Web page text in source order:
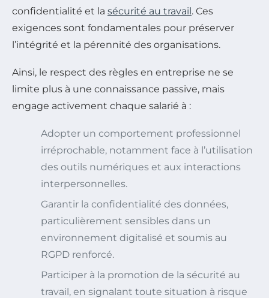
confidentialité et la sécurité au travail. Ces
exigences sont fondamentales pour préserver
l’intégrité et la pérennité des organisations.
Ainsi, le respect des règles en entreprise ne se
limite plus à une connaissance passive, mais
engage activement chaque salarié à :
Adopter un comportement professionnel
irréprochable, notamment face à l’utilisation
des outils numériques et aux interactions
interpersonnelles.
Garantir la confidentialité des données,
particulièrement sensibles dans un
environnement digitalisé et soumis au
RGPD renforcé.
Participer à la promotion de la sécurité au
travail, en signalant toute situation à risque